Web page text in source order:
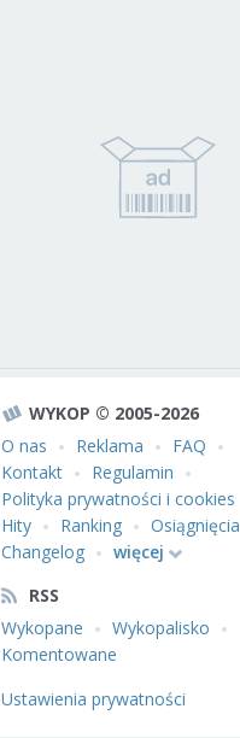
WYKOP © 2005-2026
O nas
Reklama
FAQ
Kontakt
Regulamin
Polityka prywatności i cookies
Hity
Ranking
Osiągnięcia
Changelog
więcej
RSS
Wykopane
Wykopalisko
Komentowane
Ustawienia prywatności